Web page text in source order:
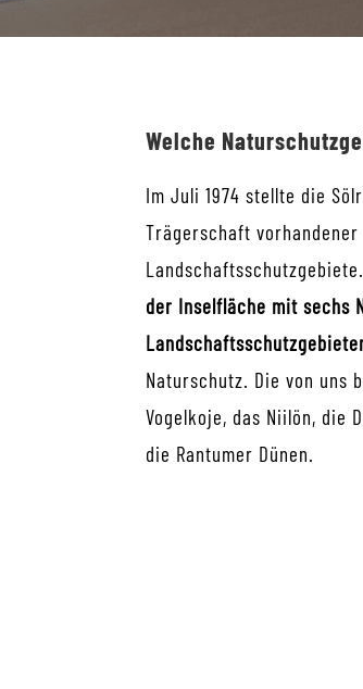
Welche
Im Juli 1974 stellte die
Trägerschaft
der Inselfläche mit sechs
Naturschutz. Die von uns
Vogelkoje, das Niilön, die
die Rantumer Dünen.